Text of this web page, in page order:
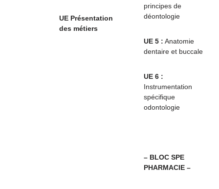
UE Présentation
des métiers
principes de
déontologie
UE 5 : Anatomie
dentaire et buccale
UE 6 :
Instrumentation
spécifique
odontologie
– BLOC SPE
PHARMACIE –